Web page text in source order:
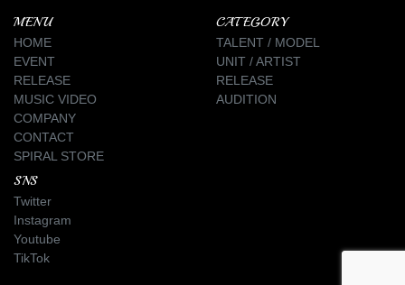
MENU
HOME
EVENT
RELEASE
MUSIC VIDEO
COMPANY
CONTACT
SPIRAL STORE
CATEGORY
TALENT / MODEL
UNIT / ARTIST
RELEASE
AUDITION
SNS
Twitter
Instagram
Youtube
TikTok